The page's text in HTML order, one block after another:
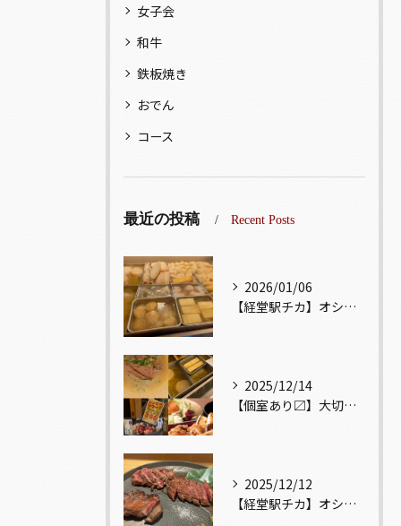
女子会
和牛
鉄板焼き
おでん
コース
最近の投稿 Recent Posts
2026/01/06
【経堂駅チカ】オシャレ居酒屋🏮出汁が美味しいおでんがオススメ...
2025/12/14
【個室あり〼】大切な記念日、お祝い事でのご来店ぜひお待ちして...
2025/12/12
【経堂駅チカ】オシャレ居酒屋🏮自慢のお肉が楽しめる🐃お得なコ...